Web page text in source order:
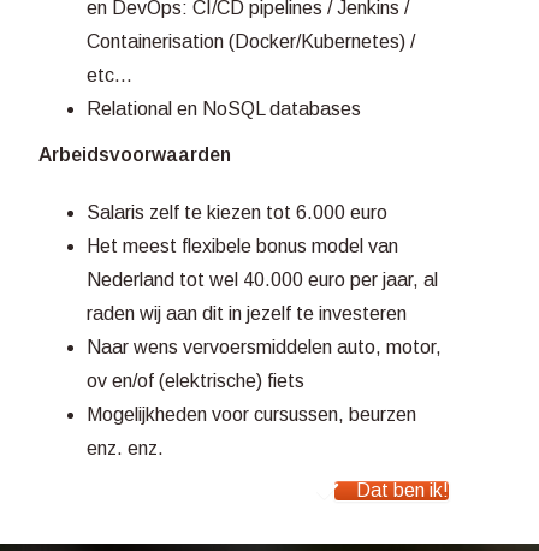
en DevOps: CI/CD pipelines / Jenkins /
Containerisation (Docker/Kubernetes) /
etc...
Relational en NoSQL databases
Arbeidsvoorwaarden
Salaris zelf te kiezen tot 6.000 euro
Het meest flexibele bonus model van
Nederland tot wel 40.000 euro per jaar, al
raden wij aan dit in jezelf te investeren
Naar wens vervoersmiddelen auto, motor,
ov en/of (elektrische) fiets
Mogelijkheden voor cursussen, beurzen
enz. enz.
Dat ben ik!